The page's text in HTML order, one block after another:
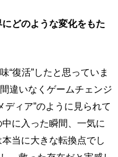
どのような変化をもた
“復活”したと思っていま
違いなくゲームチェンジ
ディア”のように見られて
に入った瞬間、一気に
当に大きな転換点でし